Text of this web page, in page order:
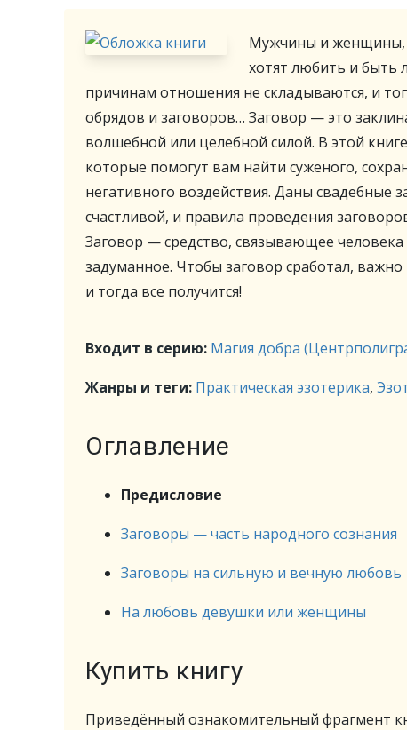
Мужчины и женщины,
хотят любить и
причинам отношения не складываются, и
обрядов и заговоров… Заговор — это
волшебной или целебной силой. В этой
которые помогут вам найти суженого,
негативного воздействия. Даны свадебные
счастливой, и правила проведения
Заговор — средство, связывающее
задуманное. Чтобы заговор сработал,
и тогда все получится!
Входит в серию: Магия добра
Жанры и теги: Практическая эзотерика,
Оглавление
Предисловие
Заговоры — часть народного сознания
Заговоры на сильную и вечную любовь
На любовь девушки или женщины
Купить книгу
Приведённый ознакомительный фрагмент